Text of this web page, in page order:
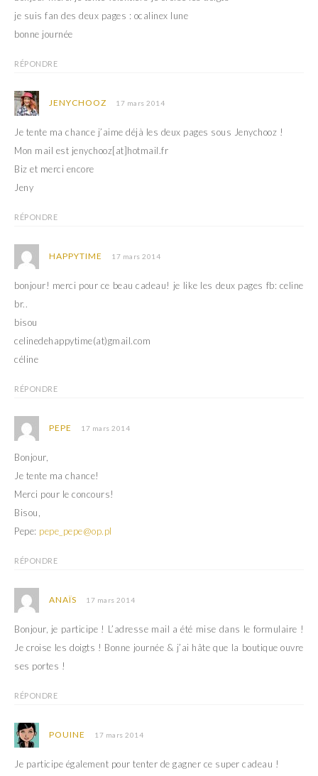
je suis fan des deux pages : ocalinex lune
bonne journée
RÉPONDRE
JENYCHOOZ 17 mars 2014
Je tente ma chance j’aime déjà les deux pages sous Jenychooz !
Mon mail est jenychooz[at]hotmail.fr
Biz et merci encore
Jeny
RÉPONDRE
HAPPYTIME 17 mars 2014
bonjour! merci pour ce beau cadeau! je like les deux pages fb: celine
br..
bisou
celinedehappytime(at)gmail.com
céline
RÉPONDRE
PEPE 17 mars 2014
Bonjour,
Je tente ma chance!
Merci pour le concours!
Bisou,
Pepe: pepe_pepe@op.pl
RÉPONDRE
ANAÏS 17 mars 2014
Bonjour, je participe ! L’adresse mail a été mise dans le formulaire !
Je croise les doigts ! Bonne journée & j’ai hâte que la boutique ouvre
ses portes !
RÉPONDRE
POUINE 17 mars 2014
Je participe également pour tenter de gagner ce super cadeau !